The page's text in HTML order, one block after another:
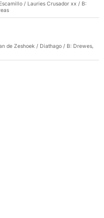
/ Lauries Crusador xx / B:
de Zeshoek / Diathago / B: Drewes,